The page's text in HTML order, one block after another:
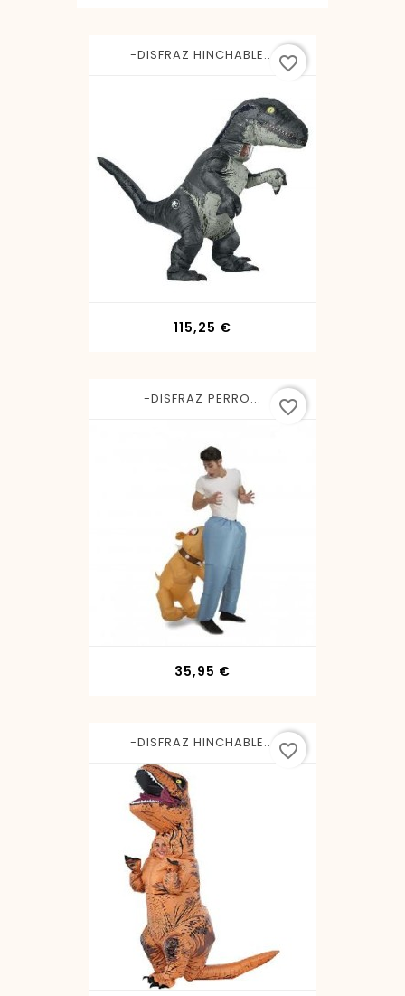
-DISFRAZ HINCHABLE...
115,25 €Precio
favorite_border
-DISFRAZ PERRO...
35,95 €Precio
favorite_border
-DISFRAZ HINCHABLE... favorite_border